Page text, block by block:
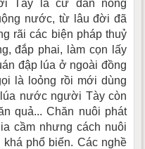
Tày là cư dân nông
nước, từ lâu đời đã
rãi các biện pháp thuỷ
đắp phai, làm cọn lấy
đập lúa ở ngoài đồng
là loỏng rồi mới dùng
nước người Tày còn
quả... Chăn nuôi phát
cầm nhưng cách nuôi
phổ biến. Các nghề